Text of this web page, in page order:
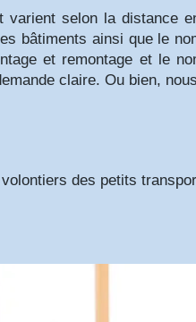
varient selon la distance
bâtiments ainsi que le
et remontage et le
claire. Ou bien,
des petits